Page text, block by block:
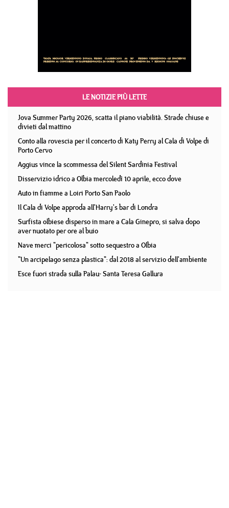
LE NOTIZIE PIÙ LETTE
Jova Summer Party 2026, scatta il piano viabilità. Strade chiuse e
divieti dal mattino
Conto alla rovescia per il concerto di Katy Perry al Cala di Volpe di
Porto Cervo
Aggius vince la scommessa del Silent Sardinia Festival
Disservizio idrico a Olbia mercoledì 10 aprile, ecco dove
Auto in fiamme a Loiri Porto San Paolo
Il Cala di Volpe approda all'Harry's bar di Londra
Surfista olbiese disperso in mare a Cala Ginepro, si salva dopo
aver nuotato per ore al buio
Nave merci "pericolosa" sotto sequestro a Olbia
"Un arcipelago senza plastica": dal 2018 al servizio dell'ambiente
Esce fuori strada sulla Palau- Santa Teresa Gallura